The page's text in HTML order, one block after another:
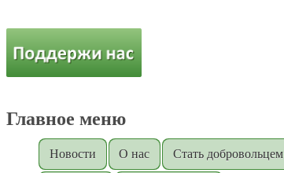
Главное меню
Новости О нас Стать добровольцем